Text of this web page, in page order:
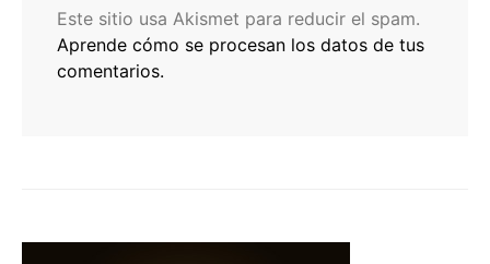
Este sitio usa Akismet para reducir el spam.
Aprende cómo se procesan los datos de tus
comentarios.